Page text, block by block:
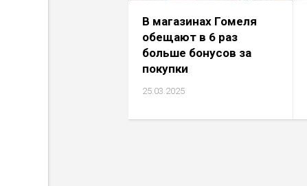
В магазинах Гомеля
обещают в 6 раз
больше бонусов за
покупки
25.03.2025